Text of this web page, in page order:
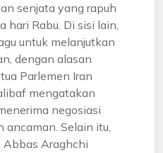
senjata yang rapuh
hari Rabu. Di sisi lain,
untuk melanjutkan
dengan alasan
Parlemen Iran
mengatakan
negosiasi
ancaman. Selain itu,
Abbas Araghchi